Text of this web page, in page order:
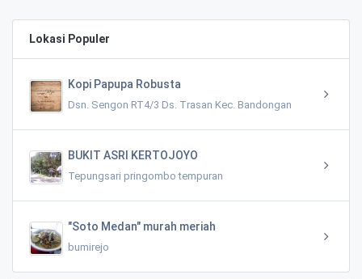
Lokasi Populer
Kopi Papupa Robusta
Dsn. Sengon RT4/3 Ds. Trasan Kec. Bandongan
BUKIT ASRI KERTOJOYO
Tepungsari pringombo tempuran
"Soto Medan" murah meriah
bumirejo